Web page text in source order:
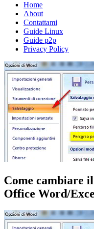
Home
About
Contattami
Guide Linux
Guide p2p
Privacy Policy
Come cambiare
Office Word/